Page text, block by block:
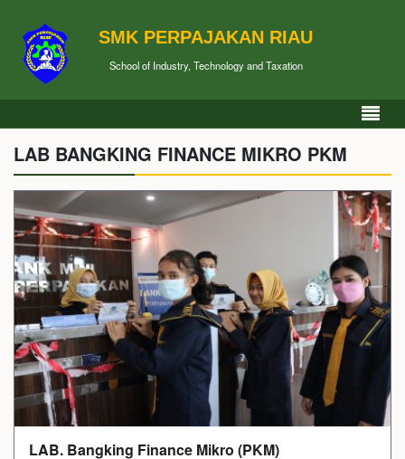
SMK PERPAJAKAN RIAU
School of Industry, Technology and Taxation
LAB BANGKING FINANCE MIKRO PKM
LAB. Bangking Finance Mikro (PKM)